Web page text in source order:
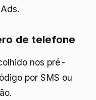
de telefone
nos pré-
por SMS ou